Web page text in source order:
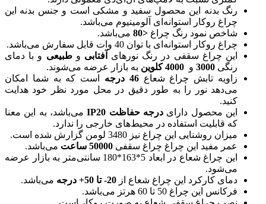
رنگ بدنه این محصول سفید و مشکی است و جنس بدنه این
چراغ روکار استوانه‌ای آلومینیوم می‌باشد.
شاخص نمود رنگ چراغ <
80 می‌باشد.
چراغ روکار استوانه‌ای با توان 40 وات قابل سفارش می‌باشد.
این چراغ‌ سقفی در رنگ نورهای
آفتابی وطبیعی و با دمای
رنگی 3000 و کلوین به بازار عرضه می‌شوند.
زاویه تابش چراغ شعاع46 درجه
است که به شما امکان
می‌دهد نور را به طور دقیق در محل مورد نظر خود هدایت
کنید.
این محصول دارای درجه حفاظت IP20می‌باشد، به این معنا
که قابلیت استفاده در محیط‌های خارجی را ندارد.
میزان روشنایی این چراغ نیز 3480 لومن گزارش شده است.
عمر مفید این چراغ‌ چراغ سقفی 50000 ساعت
می‌باشد.
این چراغ شعاع در ابعاد 5*163*180 سانتی‌متر به بازار عرضه
می‌شود.
دمای کارکرد این چراغ شعاع از 20- تا 50+ درجه
می‌باشد.
فرکانس این چراغ 50 تا 60 هرتز می‌باشد.